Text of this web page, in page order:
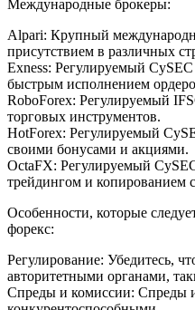
Международные брокеры:
Alpari: Крупный
присутствием в различных
Exness: Регулируемый
быстрым исполнением
RoboForex: Регулируемый
торговых инструментов.
HotForex: Регулируемый
своими бонусами и акциями.
OctaFX: Регулируемый
трейдингом и копированием
Особенности, которые
форекс:
Регулирование: Убедитесь,
авторитетными органами,
Спреды и комиссии: Спреды